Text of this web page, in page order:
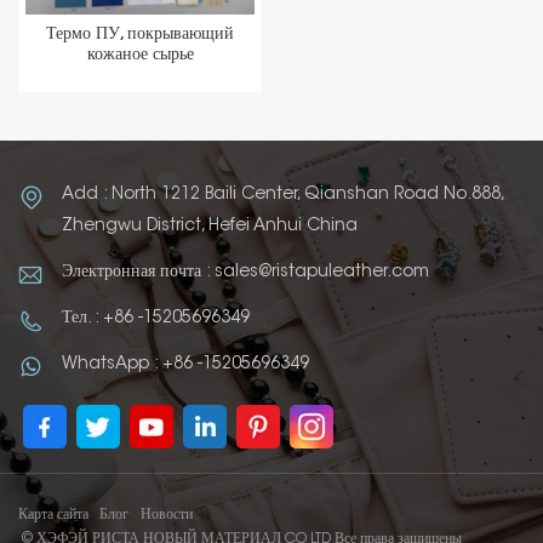
Термо ПУ, покрывающий
кожаное сырье
Add : North 1212 Baili Center, Qianshan Road No.888,
Zhengwu District, Hefei Anhui China
Электронная почта : sales@ristapuleather.com
Тел. : +86 -15205696349
WhatsApp : +86 -15205696349
Карта сайта Блог
Новости
© ХЭФЭЙ РИСТА НОВЫЙ МАТЕРИАЛ CO LTD Все права защищены